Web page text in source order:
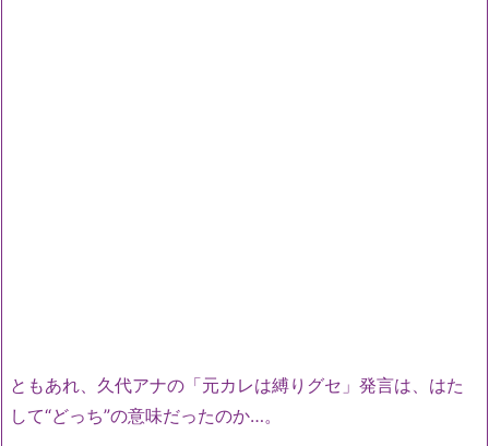
ともあれ、久代アナの「元カレは縛りグセ」発言は、はた
して“どっち”の意味だったのか…。